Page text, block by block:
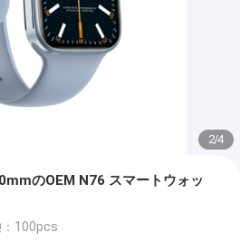
2/4
のOEM N76 スマートウォッ
：100pcs